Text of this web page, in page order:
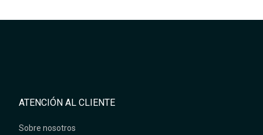
ATENCIÓN AL CLIENTE
Sobre nosotros